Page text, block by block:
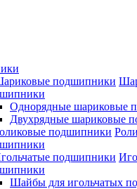
Однорядные шариковые
Двухрядные шариковые
Шайбы для игольчатых